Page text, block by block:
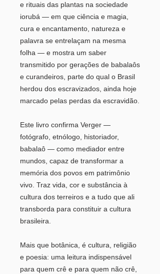
e rituais das plantas na sociedade
iorubá — em que ciência e magia,
cura e encantamento, natureza e
palavra se entrelaçam na mesma
folha — e mostra um saber
transmitido por gerações de babalaôs
e curandeiros, parte do qual o Brasil
herdou dos escravizados, ainda hoje
marcado pelas perdas da escravidão.
Este livro confirma Verger —
fotógrafo, etnólogo, historiador,
babalaô — como mediador entre
mundos, capaz de transformar a
memória dos povos em patrimônio
vivo. Traz vida, cor e substância à
cultura dos terreiros e a tudo que ali
transborda para constituir a cultura
brasileira.
Mais que botânica, é cultura, religião
e poesia: uma leitura indispensável
para quem crê e para quem não crê,